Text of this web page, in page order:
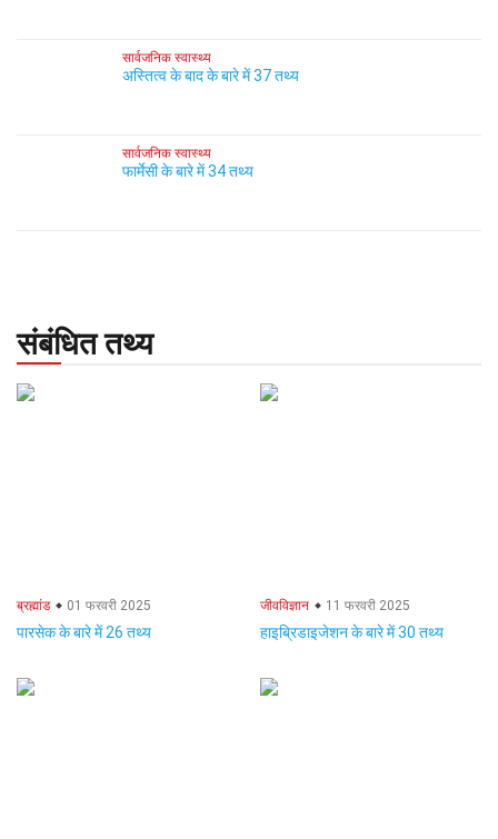
सार्वजनिक स्वास्थ्य
अस्तित्व के बाद के बारे में 37 तथ्य
सार्वजनिक स्वास्थ्य
फार्मेसी के बारे में 34 तथ्य
संबंधित तथ्य
ब्रह्मांड 01 फरवरी 2025
पारसेक के बारे में 26 तथ्य
जीवविज्ञान 11 फरवरी 2025
हाइब्रिडाइजेशन के बारे में 30 तथ्य